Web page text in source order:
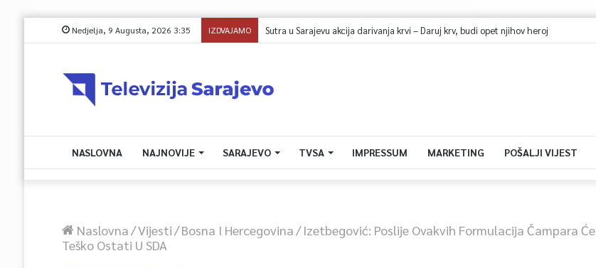
Nedjelja, 9 Augusta, 2026 3:35 IZDVAJAMO Sutra u Sarajevu akcija darivanja krvi – Daruj krv, budi opet njihov heroj
NASLOVNA NAJNOVIJE SARAJEVO TVSA IMPRESSUM MARKETING POŠALJI VIJEST
Naslovna/Vijesti/Bosna I Hercegovina/ Izetbegović: Poslije Ovakvih Formulacija Čampara Će
Teško Ostati U SDA